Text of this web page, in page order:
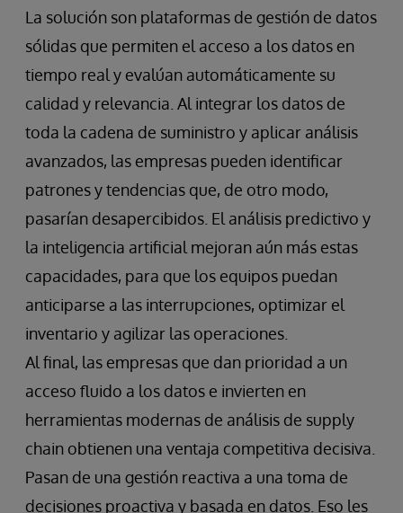
La solución son plataformas de gestión de datos
sólidas que permiten el acceso a los datos en
tiempo real y evalúan automáticamente su
calidad y relevancia. Al integrar los datos de
toda la cadena de suministro y aplicar análisis
avanzados, las empresas pueden identificar
patrones y tendencias que, de otro modo,
pasarían desapercibidos. El análisis predictivo y
la inteligencia artificial mejoran aún más estas
capacidades, para que los equipos puedan
anticiparse a las interrupciones, optimizar el
inventario y agilizar las operaciones.
Al final, las empresas que dan prioridad a un
acceso fluido a los datos e invierten en
herramientas modernas de análisis de supply
chain obtienen una ventaja competitiva decisiva.
Pasan de una gestión reactiva a una toma de
decisiones proactiva y basada en datos. Eso les